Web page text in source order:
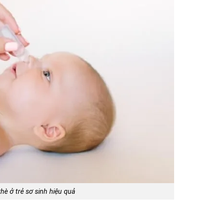
ở trẻ sơ sinh hiệu quả